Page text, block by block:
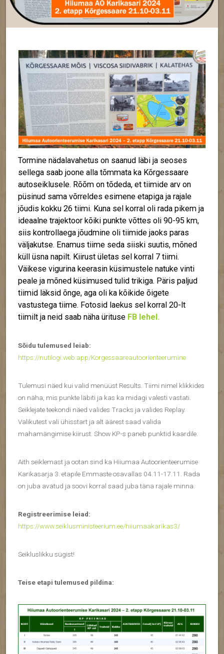
Tormine nädalavahetus on saanud läbi ja seoses
sellega saab joone alla tõmmata ka Kõrgessaare
autoseiklusele. Rõõm on tõdeda, et tiimide arv on
püsinud sama võrreldes esimene etapiga ja rajale
jõudis kokku 26 tiimi. Kuna sel korral oli rada pikem ja
ideaalne trajektoor kõiki punkte võttes oli 90-95 km,
siis kontrollaega jõudmine oli tiimide jaoks paras
väljakutse. Enamus tiime seda siiski suutis, mõned
küll üsna napilt. Kiirust ületas sel korral 7 tiimi.
Väikese vigurina keerasin küsimustele natuke vinti
peale ja mõned küsimused tulid trikiga. Päris paljud
tiimid läksid õnge, aga oli ka kõikide õigete
vastustega tiime. Fotosid laekus sel korral 20-lt
tiimilt ja neid saab näha ürituse FB lehel.
Sõidu tulemused leiab:
https://nutilogi.web.app/Korgessaareautoorienteerumine
Tulemusi näed kui valid menüüst Results. Tiimi nimel klikkides
on näha, mis punkte läbiti ja kas ka midagi valesti vastati.
Seiklejate teekondi näed valides Tracks ja valides Replay.
Valikutest vali ühisstart ja alt äärest saad valida
mahamängimise kiirust. Show KP-s paneb punktid kaardile.
Aith seiklemast ja ootan sind ka Hiiumaa Autoorienteerumise
Karikasarja 3. etapile Emmaste osavallas 04.11-17.11. Rada
on juba avatud ja soovi korral saad juba täna rajale minna.
Registreerimise leiad:
https://www.seiklusministeerium.ee/hiiumaakarikas3/
Seikluslikku sügist!
Teise etapi tulemused pildina: